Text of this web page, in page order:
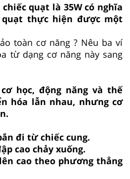
quạt là 35W có nghĩa
thực hiện được một
toàn cơ năng ? Nêu ba ví
từ dạng cơ năng này sang
học, động năng và thế
hóa lẫn nhau, nhưng cơ
đi từ chiếc cung.
cao chảy xuống.
cao theo phương thẳng